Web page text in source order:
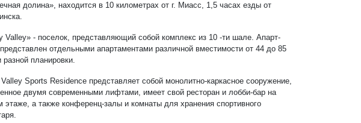
долина», находится в 10 километрах от г. Миасс, 1,5 часах езды от
Valley» - поселок, представляющий собой комплекс из 10 -ти шале. Апарт-
отдельными апартаментами различной вместимости от 44 до 85
разной планировки.
Sports Residence представляет собой монолитно-каркасное сооружение,
двумя современными лифтами, имеет свой ресторан и лобби-бар на
этаже, а также конференц-залы и комнаты для хранения спортивного